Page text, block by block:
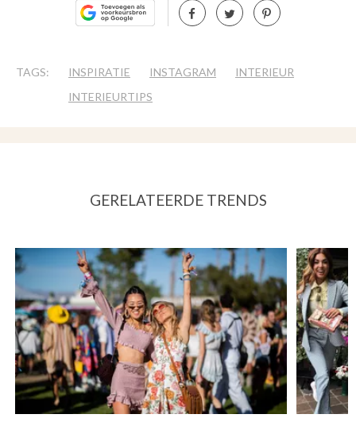
TAGS: INSPIRATIE INSTAGRAM
INTERIEUR
INTERIEURTIPS
GERELATEERDE TRENDS